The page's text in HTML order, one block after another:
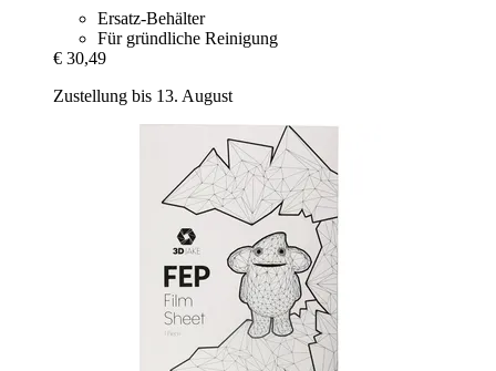
Ersatz-Behälter
Für gründliche Reinigung
€ 30,49
Zustellung bis 13. August